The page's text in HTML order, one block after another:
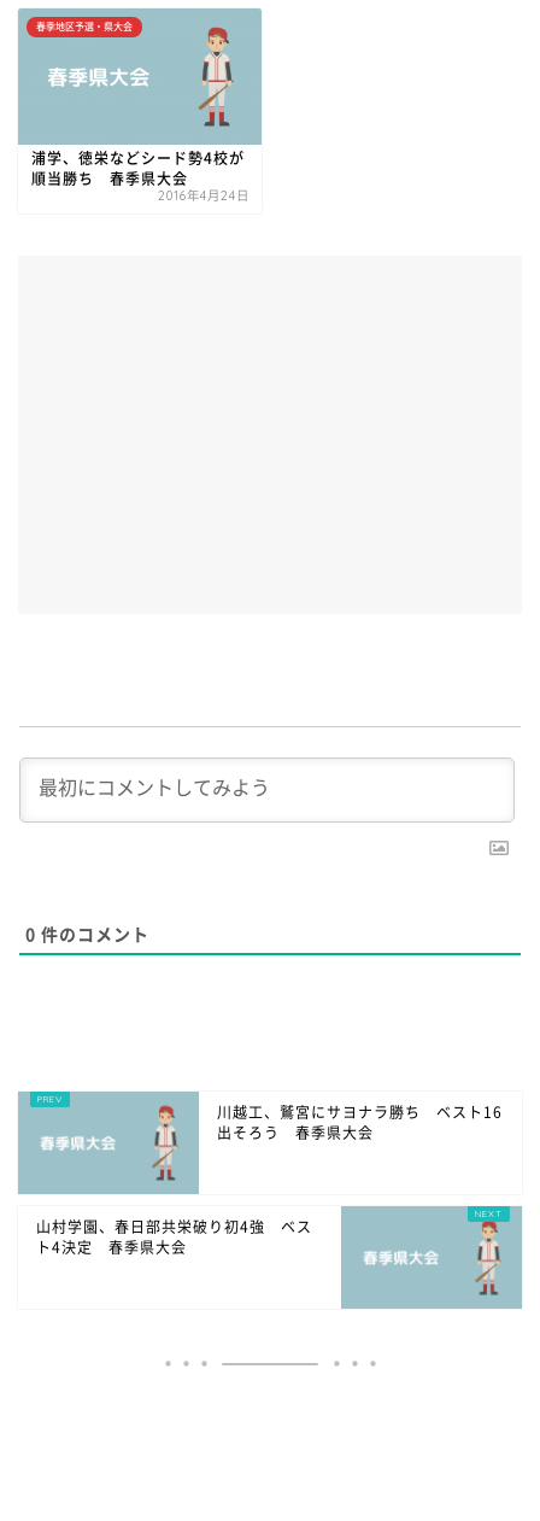
春季地区予選・県大会
浦学、徳栄などシード勢4校が
順当勝ち 春季県大会
2016年4月24日
0 件のコメント
川越工、鷲宮にサヨナラ勝ち ベスト16
出そろう 春季県大会
山村学園、春日部共栄破り初4強 ベス
ト4決定 春季県大会